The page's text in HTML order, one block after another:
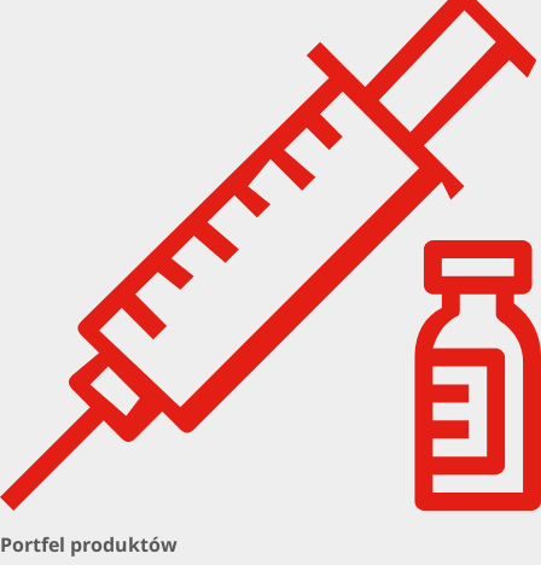
Portfel produktów